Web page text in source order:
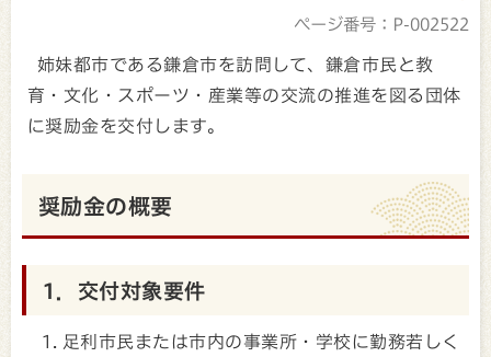
ページ番号：P-002522
姉妹都市である鎌倉市を訪問して、鎌倉市民と教
育・文化・スポーツ・産業等の交流の推進を図る団体
に奨励金を交付します。
奨励金の概要
1．交付対象要件
足利市民または市内の事業所・学校に勤務若しく